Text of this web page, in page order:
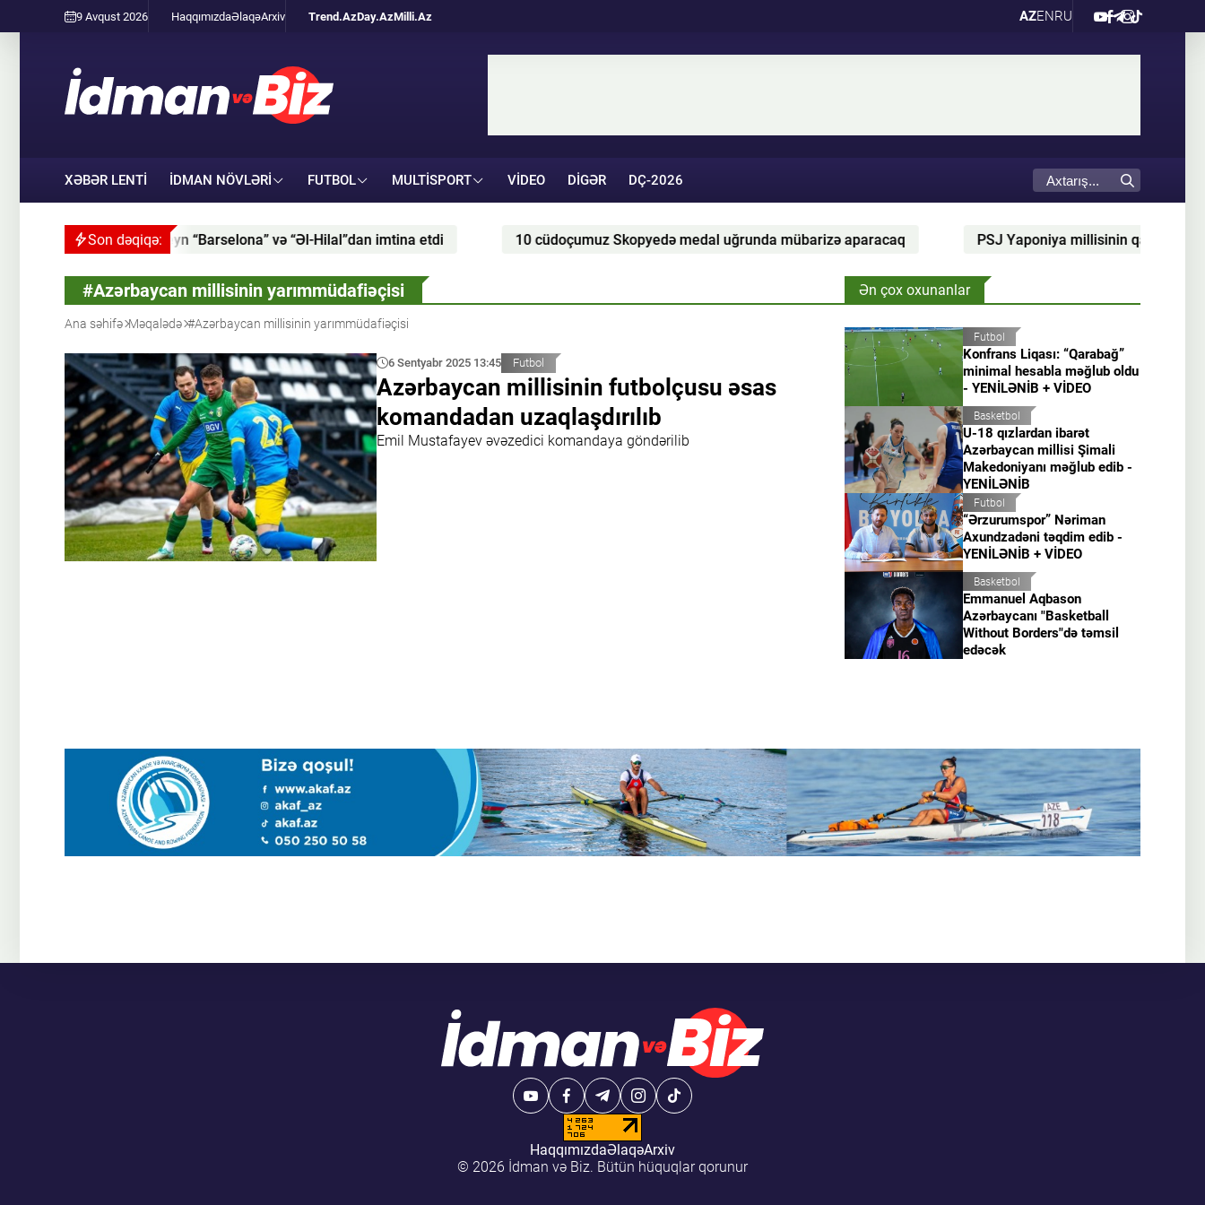
9 Avqust 2026 HaqqımızdaƏlaqəArxiv Trend.AzDay.AzMilli.Az AZENRU
XƏBƏR LENTİ İDMAN NÖVLƏRI FUTBOL MULTISPORT VIDEO DIGƏR DÇ-2026
Son dəqiqə:
Harri Keyn “Barselona” və “Əl-Hilal”dan imtina etdi 10 cüdoçumuz Skopyedə medal uğrunda mübarizə aparacaq PSJ Yaponiya millisinin qapıçısı üçün 36
#Azərbaycan millisinin yarımmüdafiəçisi
Ana səhifə Məqalədə #Azərbaycan millisinin yarımmüdafiəçisi
6 Sentyabr 2025 13:45 Futbol
Azərbaycan millisinin futbolçusu əsas
komandadan uzaqlaşdırılıb
Emil Mustafayev əvəzedici komandaya göndərilib
Ən çox oxunanlar
Futbol
Konfrans Liqası: “Qarabağ”
minimal hesabla məğlub oldu
- YENİLƏNİB + VİDEO
Basketbol
U-18 qızlardan ibarət
Azərbaycan millisi Şimali
Makedoniyanı məğlub edib -
YENİLƏNİB
Futbol
“Ərzurumspor” Nəriman
Axundzadəni təqdim edib -
YENİLƏNİB + VİDEO
Basketbol
Emmanuel Aqbason
Azərbaycanı "Basketball
Without Borders"də təmsil
edəcək
HaqqımızdaƏlaqəArxiv
© 2026 İdman və Biz. Bütün hüquqlar qorunur